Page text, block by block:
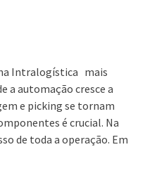
Intralogística mais
a automação cresce a
e picking se tornam
é crucial. Na
de toda a operação. Em